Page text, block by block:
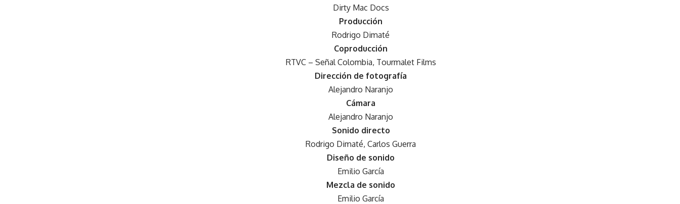
Dirty Mac Docs
Producción
Rodrigo Dimaté
Coproducción
RTVC – Señal Colombia, Tourmalet Films
Dirección de fotografía
Alejandro Naranjo
Cámara
Alejandro Naranjo
Sonido directo
Rodrigo Dimaté, Carlos Guerra
Diseño de sonido
Emilio García
Mezcla de sonido
Emilio García